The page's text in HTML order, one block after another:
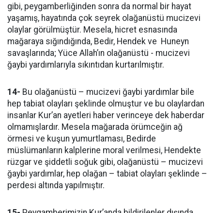
gibi, peygamberliğinden sonra da normal bir hayat
yaşamış, hayatında çok seyrek olağanüstü mucizevi
olaylar görülmüştür. Mesela, hicret esnasında
mağaraya sığındığında, Bedir, Hendek ve Huneyn
savaşlarında; Yüce Allah’ın olağanüstü - mucizevi
ğaybi yardımlarıyla sıkıntıdan kurtarılmıştır.
14- Bu olağanüstü – mucizevi ğaybi yardımlar bile
hep tabiat olayları şeklinde olmuştur ve bu olaylardan
insanlar Kur’an ayetleri haber verinceye dek haberdar
olmamışlardır. Mesela mağarada örümceğin ağ
örmesi ve kuşun yumurtlaması, Bedirde
müslümanların kalplerine moral verilmesi, Hendekte
rüzgar ve şiddetli soğuk gibi, olağanüstü – mucizevi
ğaybi yardımlar, hep olağan – tabiat olayları şeklinde –
perdesi altında yapılmıştır.